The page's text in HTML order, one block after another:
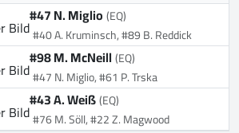
#47 N. Miglio(EQ)
#40 A. Kruminsch, #89 B. Reddick
#98 M. McNeill(EQ)
#47 N. Miglio, #61 P. Trska
#43 A. Weiß(EQ)
#76 M. Söll, #22 Z. Magwood